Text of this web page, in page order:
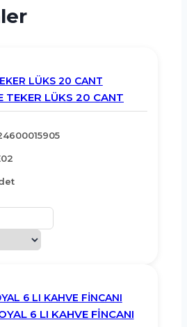
TEKER LÜKS 20 CANT
6 LI KAHVE FİNCANI